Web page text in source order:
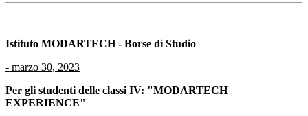
Istituto MODARTECH - Borse di Studio
- marzo 30, 2023
Per gli studenti delle classi IV: "MODARTECH
EXPERIENCE"